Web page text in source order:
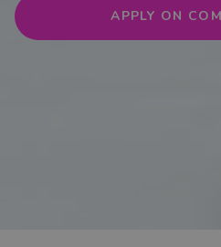
Stages: alleen bij topwerkgevers
APPLY ON